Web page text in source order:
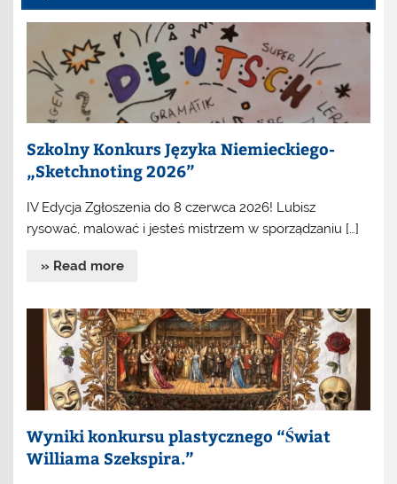
Szkolny Konkurs Języka Niemieckiego-
„Sketchnoting 2026”
IV Edycja Zgłoszenia do 8 czerwca 2026! Lubisz
rysować, malować i jesteś mistrzem w sporządzaniu […]
» Read more
Wyniki konkursu plastycznego “Świat
Williama Szekspira.”